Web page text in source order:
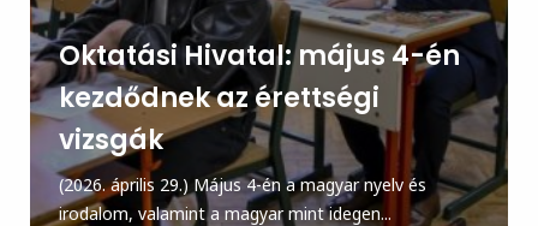
Oktatási Hivatal: május 4-én
kezdődnek az érettségi
vizsgák
(2026. április 29.) Május 4-én a magyar nyelv és
irodalom, valamint a magyar mint idegen...